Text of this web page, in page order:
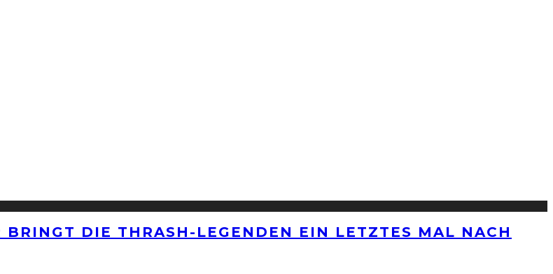
DIE THRASH-LEGENDEN EIN LETZTES MAL NACH